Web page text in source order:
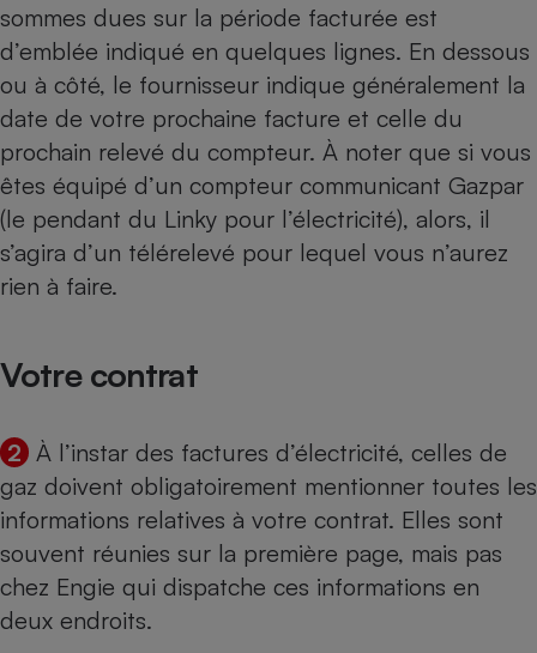
sommes dues sur la période facturée est
d’emblée indiqué en quelques lignes. En dessous
ou à côté, le fournisseur indique généralement la
date de votre prochaine facture et celle du
prochain relevé du compteur. À noter que si vous
êtes équipé d’un compteur communicant Gazpar
(le pendant du Linky pour l’électricité), alors, il
s’agira d’un télérelevé pour lequel vous n’aurez
rien à faire.
Votre contrat
2 À l’instar des factures d’électricité, celles de
gaz doivent obligatoirement mentionner toutes les
informations relatives à votre contrat. Elles sont
souvent réunies sur la première page, mais pas
chez Engie qui dispatche ces informations en
deux endroits.